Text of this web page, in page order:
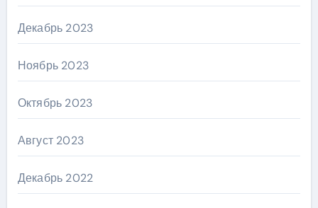
Декабрь 2023
Ноябрь 2023
Октябрь 2023
Август 2023
Декабрь 2022